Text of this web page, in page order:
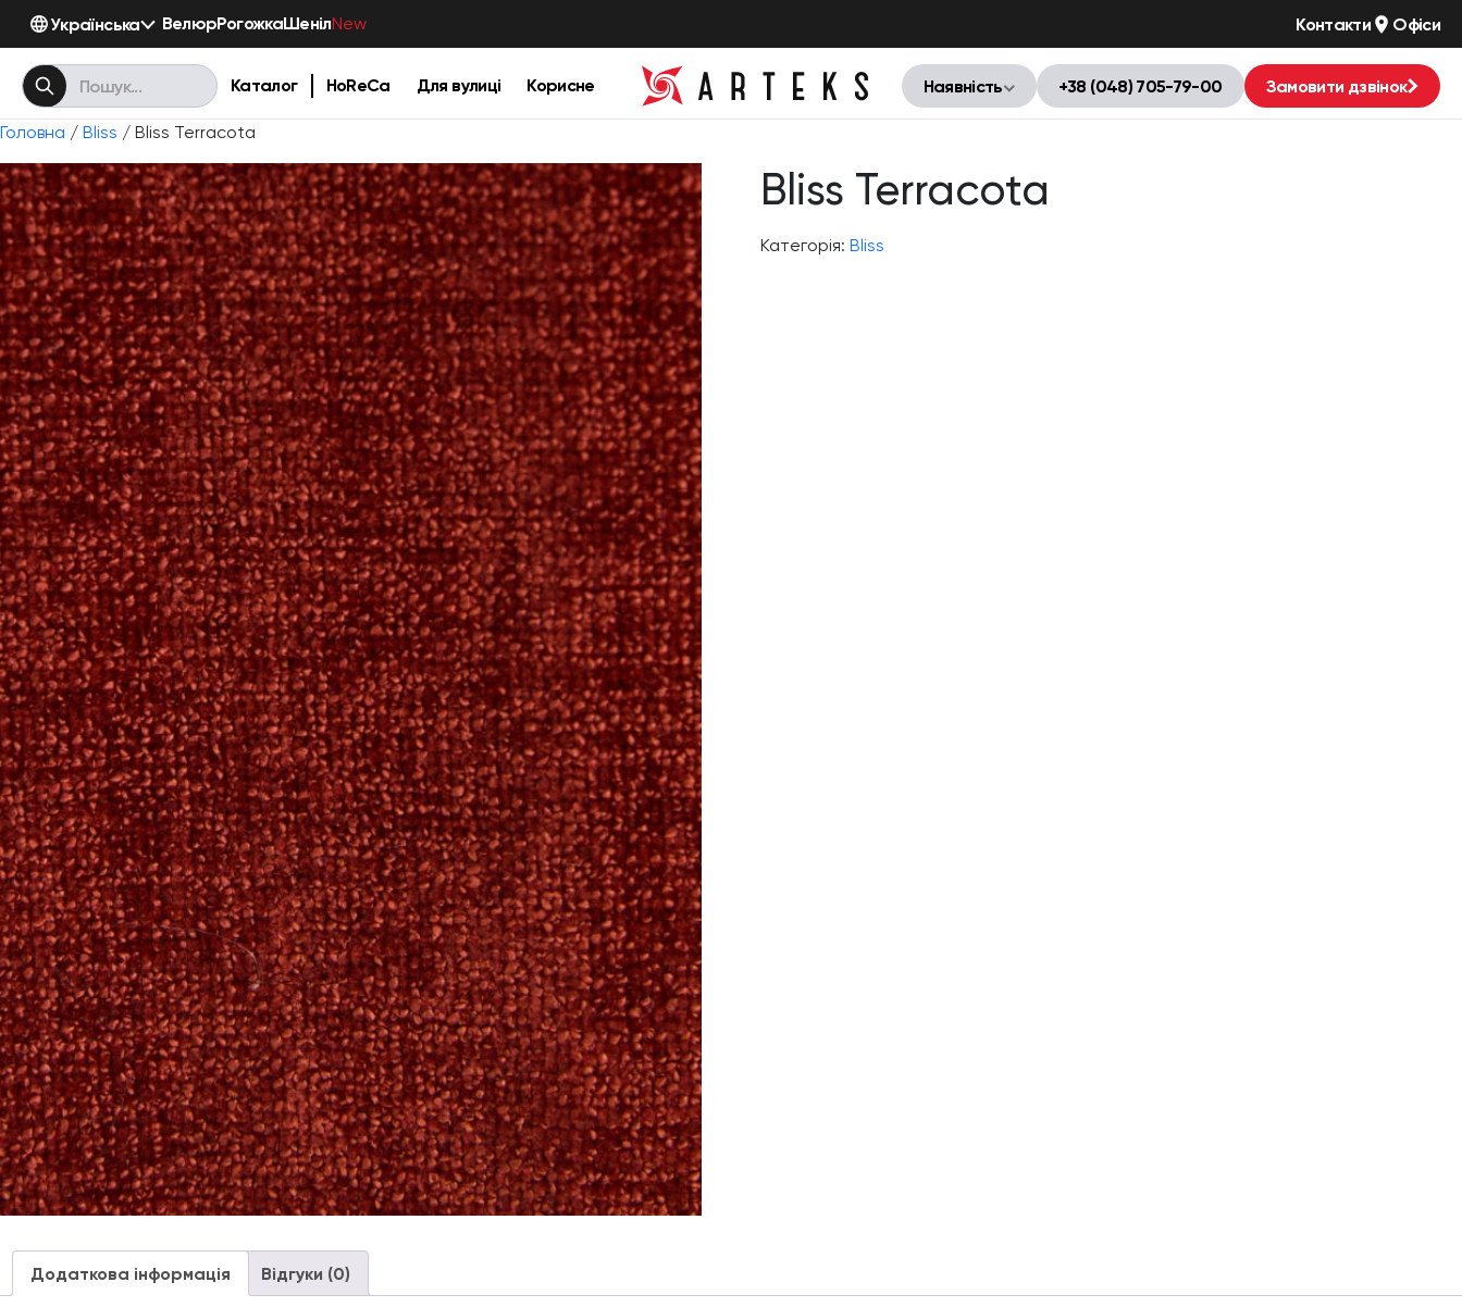
Українська ВелюрРогожкаШенілNew Контакти Офіси
Каталог HoReCa Для вулиці Корисне Наявність +38 (048) 705-79-00 Замовити дзвінок
Головна / Bliss / Bliss Terracota
Bliss Terracota
Категорія: Bliss
Додаткова інформація Відгуки (0)